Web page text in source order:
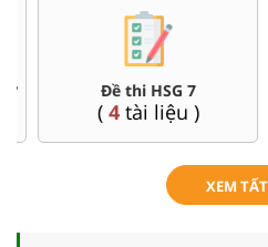
Đề thi HSG 7
4tài liệu )
XEM